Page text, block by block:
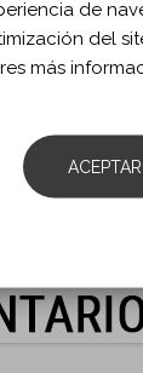
Phys Med
10.1016/
29715437
de
del
más